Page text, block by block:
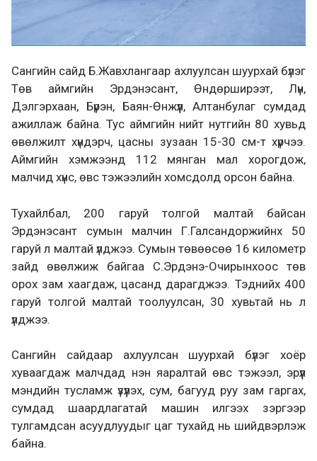
Сангийн сайд Б.Жавхлангаар ахлуулсан шуурхай бүлэг
Төв аймгийн Эрдэнэсант, Өндөрширээт, Лүн,
Дэлгэрхаан, Бүрэн, Баян-Өнжүүл, Алтанбулаг сумдад
ажиллаж байна. Тус аймгийн нийт нутгийн 80 хувьд
өвөлжилт хүндэрч, цасны зузаан 15-30 см-т хүрчээ.
Аймгийн хэмжээнд 112 мянган мал хорогдож,
малчид хүнс, өвс тэжээлийн хомсдолд орсон байна.
Тухайлбал, 200 гаруй толгой малтай байсан
Эрдэнэсант сумын малчин Г.Галсандоржийнх 50
гаруй л малтай үлджээ. Сумын төвөөсөө 16 километр
зайд өвөлжиж байгаа С.Эрдэнэ-Очирынхоос төв
орох зам хаагдаж, цасанд дарагджээ. Тэднийх 400
гаруй толгой малтай тоолуулсан, 30 хувьтай нь л
үлджээ.
Сангийн сайдаар ахлуулсан шуурхай бүлэг хоёр
хуваагдаж малчдад нэн яаралтай өвс тэжээл, эрүүл
мэндийн тусламж үзүүлэх, сум, багууд руу зам гаргах,
сумдад шаардлагатай машин илгээх зэргээр
тулгамдсан асуудлуудыг цаг тухайд нь шийдвэрлэж
байна.